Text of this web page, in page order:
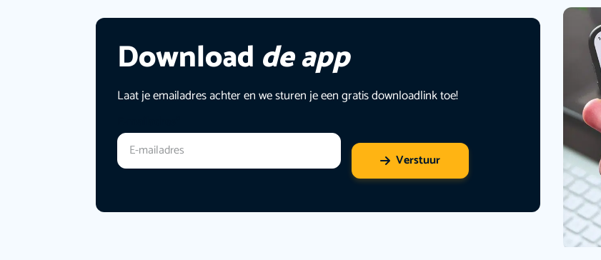
Download de app
Laat je emailadres achter en we sturen je een gratis downloadlink toe!
Verstuur